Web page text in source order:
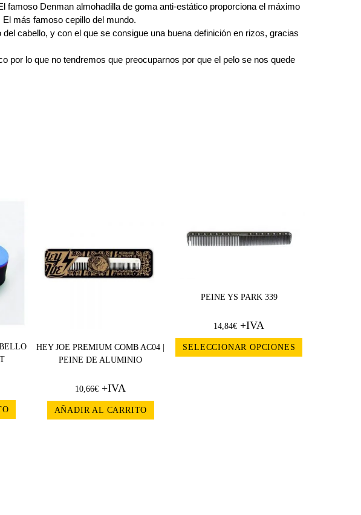
famoso Denman almohadilla de goma anti-estático proporciona el máximo
más famoso cepillo del mundo.
cabello, y con el que se consigue una buena definición en rizos, gracias
por lo que no tendremos que preocuparnos por que el pelo se nos quede
HEY JOE PREMIUM COMB AC04 |
PEINE DE ALUMINIO
10,66€ +IVA
AÑADIR AL CARRITO
PEINE YS PARK 339
14,84€ +IVA
SELECCIONAR OPCIONES